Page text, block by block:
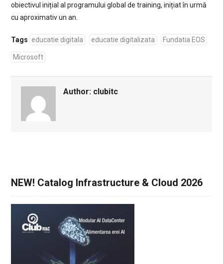
obiectivul inițial al programului global de training, inițiat în urmă
cu aproximativ un an.
Tags educatie digitala educatie digitalizata Fundatia EOS
Microsoft
Author: clubitc
NEW! Catalog Infrastructure & Cloud 2026